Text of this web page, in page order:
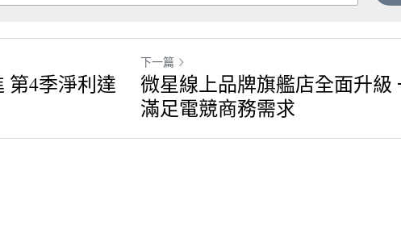
第4季淨利達
下一篇
微星線上品牌旗艦店全面升級
滿足電競商務需求